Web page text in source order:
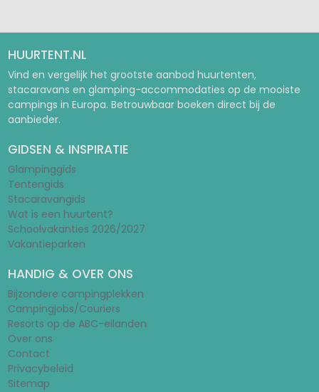
HUURTENT.NL
Vind en vergelijk het grootste aanbod huurtenten,
stacaravans en glamping-accommodaties op de mooiste
campings in Europa. Betrouwbaar boeken direct bij de
aanbieder.
GIDSEN & INSPIRATIE
Glampinggids
Tentengids
Stacaravangids
Wat is een huurtent?
Schoolvakanties 2026/2027
Vakantieparken
HANDIG & OVER ONS
Bijzondere campingplekken
Campingjobs/Couriers
Resorts op de ABC-eilanden
Over ons
Contact
Privacybeleid
Sitemap